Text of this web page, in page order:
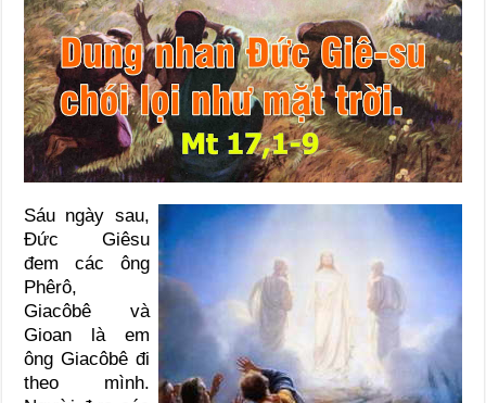
Sáu ngày sau,
Đức Giêsu
đem các ông
Phêrô,
Giacôbê và
Gioan là em
ông Giacôbê đi
theo mình.